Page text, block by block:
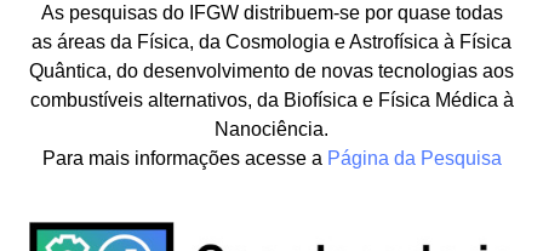
As pesquisas do IFGW distribuem-se por quase todas
as áreas da Física, da Cosmologia e Astrofísica à Física
Quântica, do desenvolvimento de novas tecnologias aos
combustíveis alternativos, da Biofísica e Física Médica à
Nanociência.
Para mais informações acesse a Página da Pesquisa